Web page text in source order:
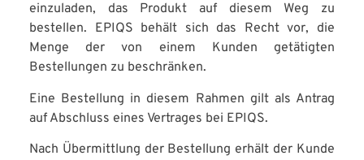
einzuladen, das Produkt auf diesem Weg zu
bestellen. EPIQS behält sich das Recht vor, die
Menge der von einem Kunden getätigten
Bestellungen zu beschränken.
Eine Bestellung in diesem Rahmen gilt als Antrag
auf Abschluss eines Vertrages bei EPIQS.
Nach Übermittlung der Bestellung erhält der Kunde